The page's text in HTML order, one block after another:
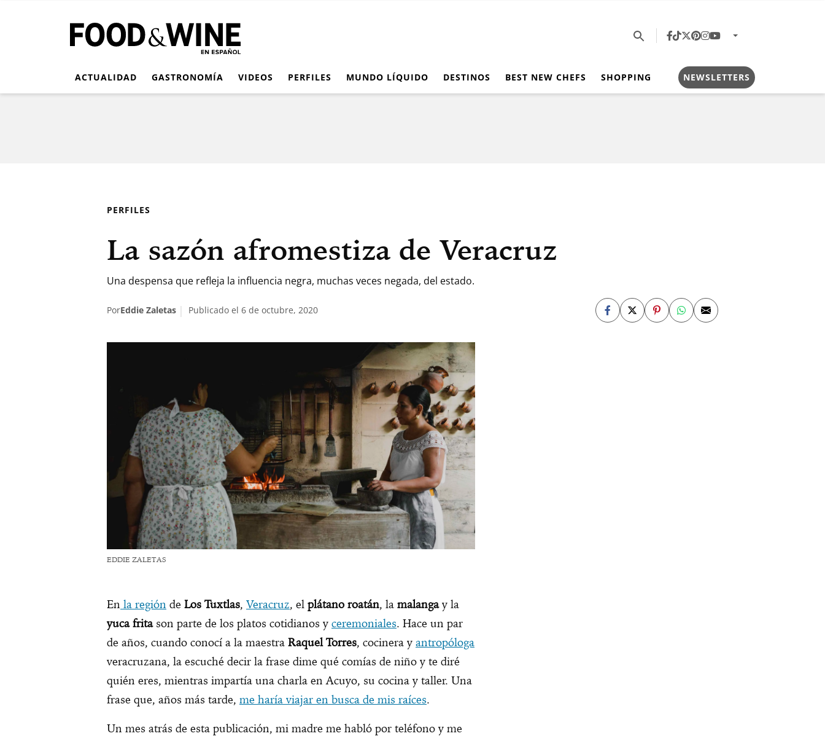
ACTUALIDAD GASTRONOMÍA VIDEOS PERFILES MUNDO LÍQUIDO DESTINOS BEST NEW CHEFS SHOPPING NEWSLETTERS
PERFILES
La sazón afromestiza de Veracruz
Una despensa que refleja la influencia negra, muchas veces negada, del estado.
PorEddie Zaletas Publicado el 6 de octubre, 2020
EDDIE ZALETAS
En la región de Los Tuxtlas, Veracruz, el plátano roatán, la malangay la
yuca frita son parte de los platos cotidianos y ceremoniales. Hace un par
de años, cuando conocí a la maestra Raquel Torres, cocinera y antropóloga
veracruzana, la escuché decir la frase dime qué comías de niño y te diré
quién eres, mientras impartía una charla en Acuyo, su cocina y taller. Una
frase que, años más tarde, me haría viajar en busca de mis raíces.
Un mes atrás de esta publicación, mi madre me habló por teléfono y me